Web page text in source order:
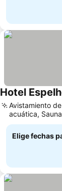
Hotel
Avistamiento
acuática,
hidromasaje
Elige fechas